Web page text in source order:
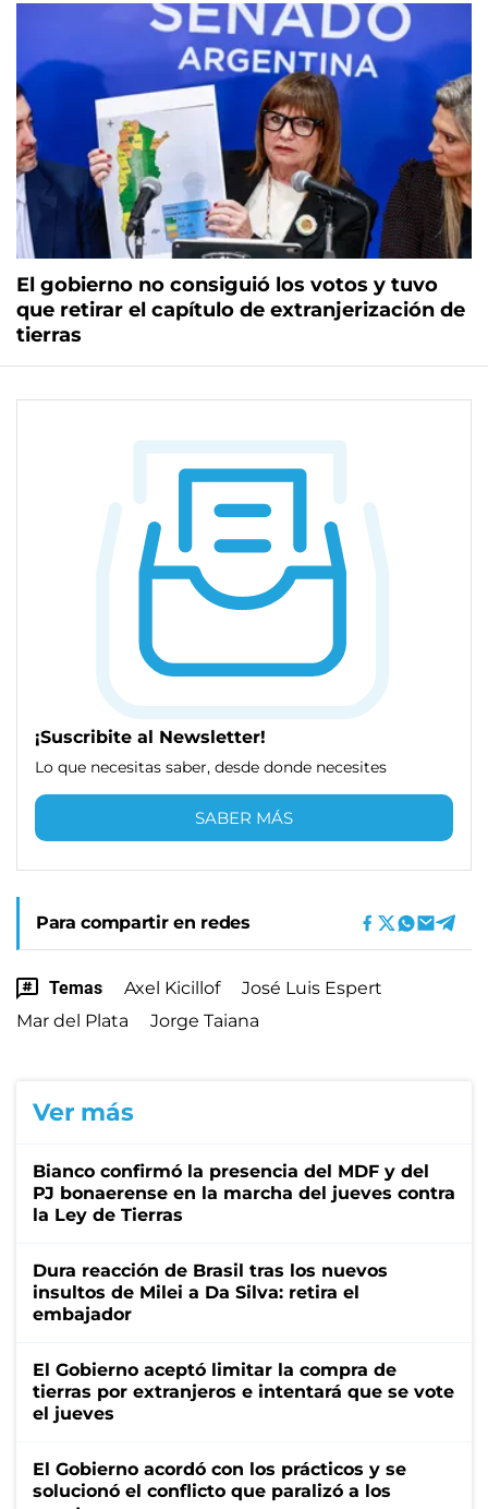
El gobierno no consiguió los votos y tuvo
que retirar el capítulo de extranjerización de
tierras
¡Suscribite al Newsletter!
Lo que necesitas saber, desde donde necesites
SABER MÁS
Para compartir en redes
Temas Axel Kicillof
José Luis Espert
Mar del Plata
Jorge Taiana
Ver más
Bianco confirmó la presencia del MDF y del
PJ bonaerense en la marcha del jueves contra
la Ley de Tierras
Dura reacción de Brasil tras los nuevos
insultos de Milei a Da Silva: retira el
embajador
El Gobierno aceptó limitar la compra de
tierras por extranjeros e intentará que se vote
el jueves
El Gobierno acordó con los prácticos y se
solucionó el conflicto que paralizó a los